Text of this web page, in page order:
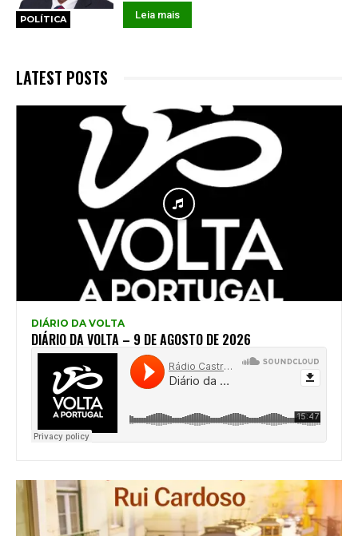
POLÍTICA Leia mais
LATEST POSTS
DIÁRIO DA VOLTA
DIÁRIO DA VOLTA – 9 DE AGOSTO DE 2026